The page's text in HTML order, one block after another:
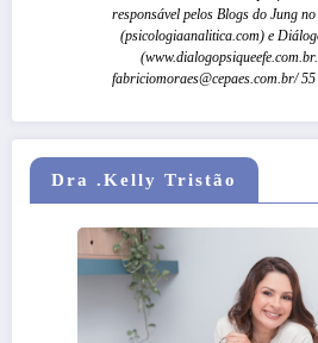
responsável pelos Blogs do Jung
(psicologiaanalitica.com) e
fabriciomoraes@cepaes.com.br/
Dra .Kelly Tristão